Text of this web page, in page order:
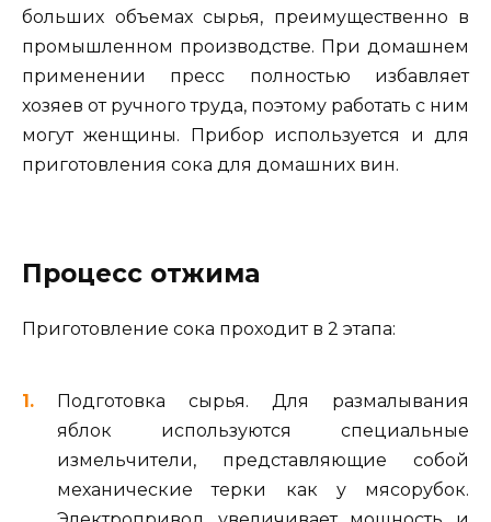
больших объемах сырья, преимущественно в
промышленном производстве. При домашнем
применении пресс полностью избавляет
хозяев от ручного труда, поэтому работать с ним
могут женщины. Прибор используется и для
приготовления сока для домашних вин.
Процесс отжима
Приготовление сока проходит в 2 этапа:
Подготовка сырья. Для размалывания
яблок используются специальные
измельчители, представляющие собой
механические терки как у мясорубок.